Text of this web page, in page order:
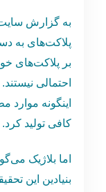
به گزارش
پلاکت‌‌های به
بر پلاکت‌های
احتمالی
اینگونه
کافی تولید کرد.
اما بلاژیک
بنیادین این